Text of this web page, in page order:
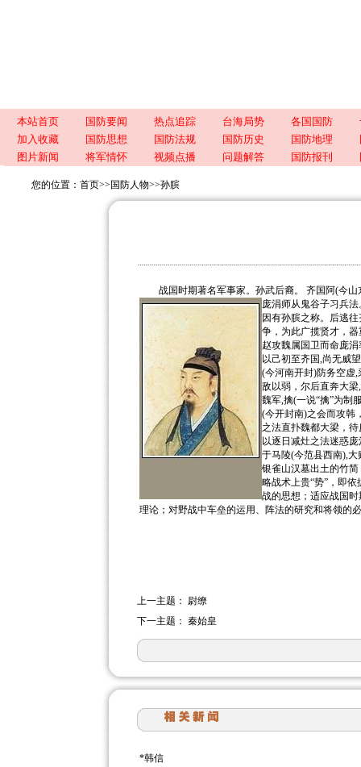
本站首页 国防要闻 热点追踪 台海局势 各国国防
加入收藏
国防思想 国防法规 国防历史 国防地理
图片新闻
将军情怀 视频点播 问题解答 国防报刊
您的位置： 首页>> 国防人物>>孙膑
战国时期著名军事家。孙武后裔。 齐国阿(今山
庞涓师从鬼谷子习兵法
因有孙膑之称。后逃
争，为此广揽贤才，
赵攻魏属国卫而命庞
以己初至齐国,尚无威
(今河南开封)防务空虚
敌以弱，尔后直奔大
魏军,擒(一说“擒”为制
(今开封南)之会而攻韩
之法直扑魏都大梁，
以逐日减灶之法迷惑
于马陵(今范县西南),
银雀山汉墓出土的竹
略战术上贵“势”，即
战的思想；适应战国
理论；对野战中车垒的运用、阵法的研究和将领的
上一主题： 尉缭
下一主题： 秦始皇
*韩信